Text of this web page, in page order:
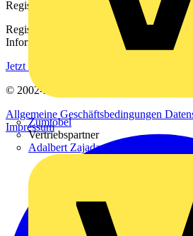
Zumtobel
Vertriebspartner
Adalbert Zajadacz GmbH & Co. KG
Registrierung
Registrieren Sie sich kostenlos und
Informationen aus der Elektroindustrie.
Jetzt registrieren
© 2002-2026
Allgemeine Geschäftsbedingungen
Impressum